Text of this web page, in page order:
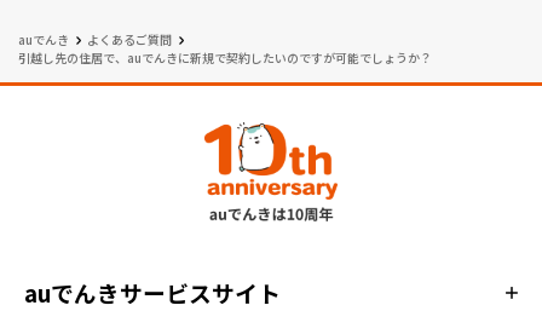
auでんき
よくあるご質問
引越し先の住居で、auでんきに新規で契約したいのですが可能でしょうか？
auでんきサービスサイト